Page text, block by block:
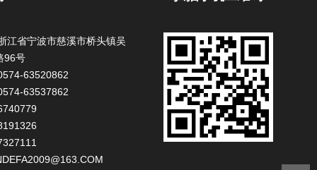
江省宁波市慈溪市桥头镇吴
96号
63520862
63537862